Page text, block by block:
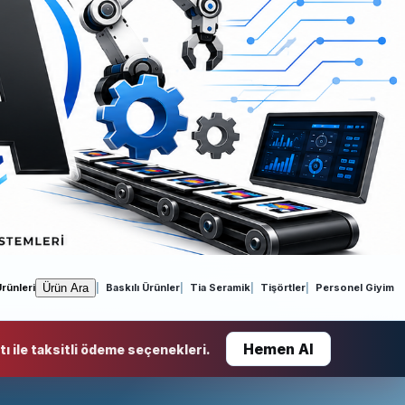
Ürün Ara Baskılı Ürünler Tia Seramik Tişörtler Personel Giyim
ile taksitli ödeme seçenekleri. Hemen Al